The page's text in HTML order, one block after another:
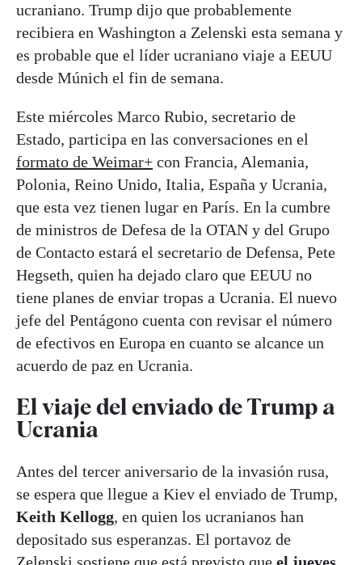
ucraniano. Trump dijo que probablemente
recibiera en Washington a Zelenski esta semana y
es probable que el líder ucraniano viaje a EEUU
desde Múnich el fin de semana.
Este miércoles Marco Rubio, secretario de
Estado, participa en las conversaciones en el
formato de Weimar+ con Francia, Alemania,
Polonia, Reino Unido, Italia, España y Ucrania,
que esta vez tienen lugar en París. En la cumbre
de ministros de Defesa de la OTAN y del Grupo
de Contacto estará el secretario de Defensa, Pete
Hegseth, quien ha dejado claro que EEUU no
tiene planes de enviar tropas a Ucrania. El nuevo
jefe del Pentágono cuenta con revisar el número
de efectivos en Europa en cuanto se alcance un
acuerdo de paz en Ucrania.
El viaje del enviado de Trump a
Ucrania
Antes del tercer aniversario de la invasión rusa,
se espera que llegue a Kiev el enviado de Trump,
Keith Kellogg, en quien los ucranianos han
depositado sus esperanzas. El portavoz de
Zelenski sostiene que está previsto que el jueves